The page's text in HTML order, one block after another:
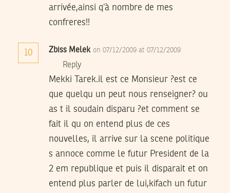
arrivée,ainsi q’à nombre de mes
confreres!!
10 Zbiss Melek on 07/12/2009 at 07/12/2009
Reply
Mekki Tarek.il est ce Monsieur ?est ce
que quelqu un peut nous renseigner? ou
as t il soudain disparu ?et comment se
fait il qu on entend plus de ces
nouvelles, il arrive sur la scene politique
s annoce comme le futur President de la
2 em republique et puis il disparait et on
entend plus parler de lui,kifach un futur